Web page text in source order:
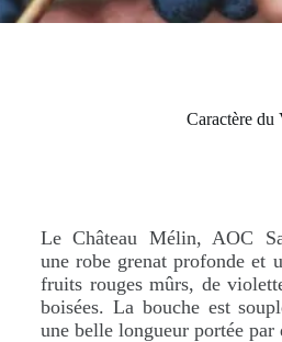
Caractère du
Le Château Mélin, AOC
une robe grenat profonde et
fruits rouges mûrs, de
boisées. La bouche est
une belle longueur portée par